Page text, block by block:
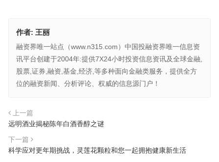
作者: 王丽
融资界唯一站点（www.n315.com）中国投融资界唯一信息资
讯平台创建于2004年:提供7X24小时投资信息资讯及全球金融,
股票,证券,融资,基金,经济,等多种面向金融类服务，提供全方
位的融资新闻、分析评论、权威的信息源门户！
上一篇
远明酒业揭秘陈年白酒香醇之谜
下一篇
科学应对更年期挑战，灵莲花颗粒和您一起拥抱健康新生活